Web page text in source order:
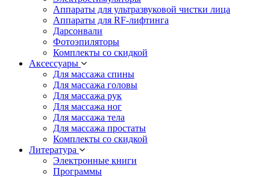
Аппараты для ультразвуковой чистки лица
Аппараты для RF-лифтинга
Дарсонвали
Фотоэпиляторы
Комплекты со скидкой
Аксессуары
Для массажа спины
Для массажа головы
Для массажа рук
Для массажа ног
Для массажа тела
Для массажа простаты
Комплекты со скидкой
Литература
Электронные книги
Программы